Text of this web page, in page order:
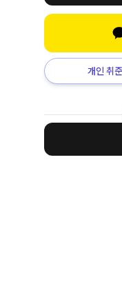
개인 취